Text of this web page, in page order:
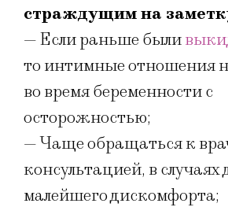
страждущим на
— Если раньше были
то интимные отношения
во время беременности с
осторожностью;
— Чаще обращаться к
консультацией, в
малейшего дискомфорта;